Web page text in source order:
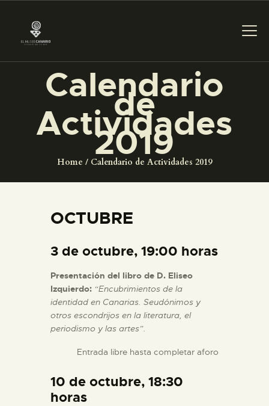
Calendario
de
Actividades
2019
Home Calendario de Actividades 2019
PREPARAR LA VISITA
ACTIVIDADES
COLECCIONES
DIDÁCTICA
ESPAÑOL
PREPARAR LA VISITA
ACTIVIDADES
OCTUBRE
3 de octubre, 19:00 horas
Presentación del libro de D. Eliseo
Izquierdo: “Encubrimientos de la
identidad en Canarias. Seudónimos y
otros escondrijos en la literatura, el
periodismo y las artes”.
Entrada libre hasta completar aforo
10 de octubre, 18:30
horas